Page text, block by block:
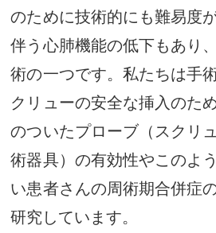
のために技術的にも難易度
伴う心肺機能の低下もあり
術の一つです。私たちは手
クリューの安全な挿入のた
のついたプローブ（スクリ
術器具）の有効性やこのよ
い患者さんの周術期合併症
研究しています。